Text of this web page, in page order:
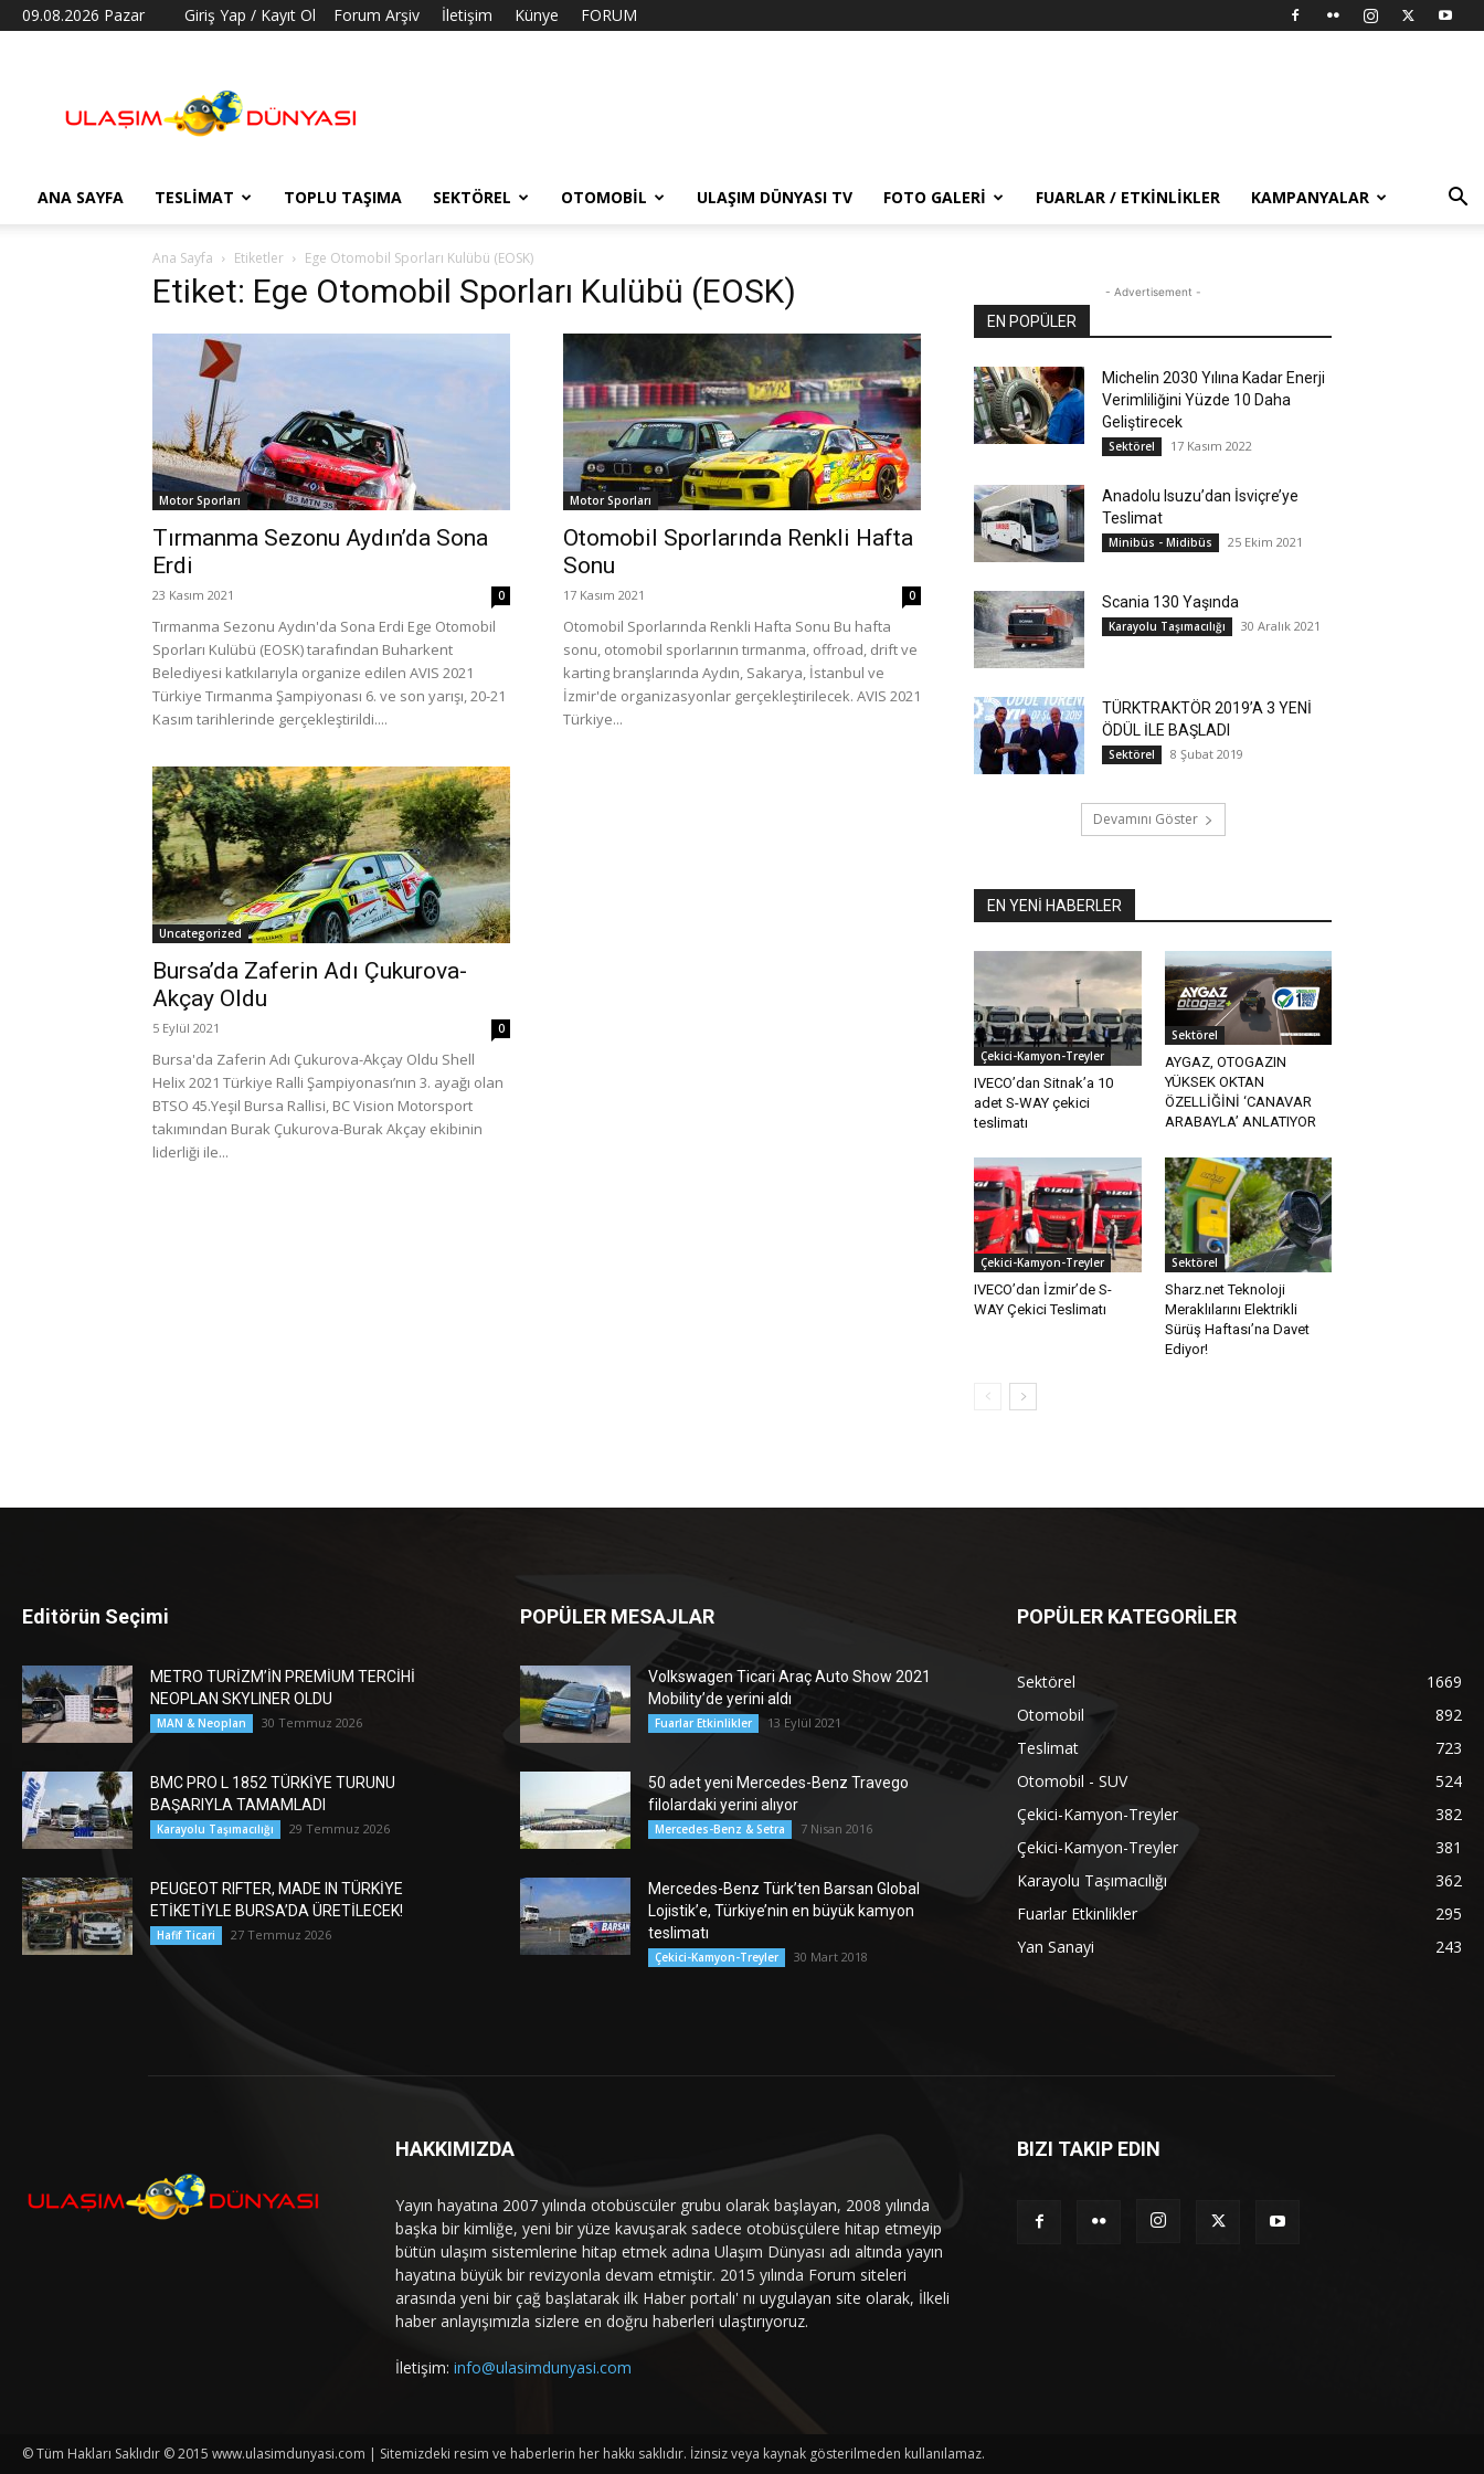
09.08.2026 Pazar Giriş Yap / Kayıt Ol Forum Arşiv İletişim Künye FORUM
Dünyası
ANA SAYFA TESLIMAT TOPLU TAŞIMA SEKTÖREL OTOMOBIL ULAŞIM DÜNYASI TV FOTO GALERI FUARLAR / ETKINLIKLER KAMPANYALAR
Ana Sayfa Etiketler Ege Otomobil Sporları Kulübü (EOSK)
Etiket: Ege Otomobil Sporları Kulübü (EOSK)
Motor Sporları
Tırmanma Sezonu Aydın’da Sona
Erdi
23 Kasım 2021 0
Tırmanma Sezonu Aydın'da Sona Erdi Ege Otomobil
Sporları Kulübü (EOSK) tarafından Buharkent
Belediyesi katkılarıyla organize edilen AVIS 2021
Türkiye Tırmanma Şampiyonası 6. ve son yarışı, 20-21
Kasım tarihlerinde gerçekleştirildi....
Motor Sporları
Otomobil Sporlarında Renkli Hafta
Sonu
17 Kasım 2021 0
Otomobil Sporlarında Renkli Hafta Sonu Bu hafta
sonu, otomobil sporlarının tırmanma, offroad, drift ve
karting branşlarında Aydın, Sakarya, İstanbul ve
İzmir'de organizasyonlar gerçekleştirilecek. AVIS 2021
Türkiye...
Uncategorized
Bursa’da Zaferin Adı Çukurova-
Akçay Oldu
5 Eylül 2021 0
Bursa'da Zaferin Adı Çukurova-Akçay Oldu Shell
Helix 2021 Türkiye Ralli Şampiyonası’nın 3. ayağı olan
BTSO 45.Yeşil Bursa Rallisi, BC Vision Motorsport
takımından Burak Çukurova-Burak Akçay ekibinin
liderliği ile...
- Advertisement -
EN POPÜLER
Michelin 2030 Yılına Kadar Enerji
Verimliliğini Yüzde 10 Daha
Geliştirecek
Sektörel 17 Kasım 2022
Anadolu Isuzu’dan İsviçre’ye
Teslimat
Minibüs - Midibüs 25 Ekim 2021
Scania 130 Yaşında
Karayolu Taşımacılığı 30 Aralık 2021
TÜRKTRAKTÖR 2019’A 3 YENİ
ÖDÜL İLE BAŞLADI
Sektörel 8 Şubat 2019
Devamını Göster
EN YENİ HABERLER
Çekici-Kamyon-Treyler
IVECO’dan Sitnak’a 10
adet S-WAY çekici
teslimatı
Sektörel
AYGAZ, OTOGAZIN
YÜKSEK OKTAN
ÖZELLİĞİNİ ‘CANAVAR
ARABAYLA’ ANLATIYOR
Çekici-Kamyon-Treyler
IVECO’dan İzmir’de S-
WAY Çekici Teslimatı
Sektörel
Sharz.net Teknoloji
Meraklılarını Elektrikli
Sürüş Haftası’na Davet
Ediyor!
Editörün Seçimi
METRO TURİZM’İN PREMİUM TERCİHİ
NEOPLAN SKYLINER OLDU
MAN & Neoplan 30 Temmuz 2026
BMC PRO L 1852 TÜRKİYE TURUNU
BAŞARIYLA TAMAMLADI
Karayolu Taşımacılığı 29 Temmuz 2026
PEUGEOT RIFTER, MADE IN TÜRKİYE
ETİKETİYLE BURSA’DA ÜRETİLECEK!
Hafif Ticari 27 Temmuz 2026
POPÜLER MESAJLAR
Volkswagen Ticari Araç Auto Show 2021
Mobility’de yerini aldı
Fuarlar Etkinlikler 13 Eylül 2021
50 adet yeni Mercedes-Benz Travego
filolardaki yerini alıyor
Mercedes-Benz & Setra 7 Nisan 2016
Mercedes-Benz Türk’ten Barsan Global
Lojistik’e, Türkiye’nin en büyük kamyon
teslimatı
Çekici-Kamyon-Treyler 30 Mart 2018
POPÜLER KATEGORİLER
Sektörel
1669
Otomobil
892
Teslimat
723
Otomobil - SUV
524
Çekici-Kamyon-Treyler
382
Çekici-Kamyon-Treyler
381
Karayolu Taşımacılığı
362
Fuarlar Etkinlikler
295
Yan Sanayi
243
HAKKIMIZDA
Yayın hayatına 2007 yılında otobüscüler grubu olarak başlayan, 2008 yılında
başka bir kimliğe, yeni bir yüze kavuşarak sadece otobüsçülere hitap etmeyip
bütün ulaşım sistemlerine hitap etmek adına Ulaşım Dünyası adı altında yayın
hayatına büyük bir revizyonla devam etmiştir. 2015 yılında Forum siteleri
arasında yeni bir çağ başlatarak ilk Haber portalı' nı uygulayan site olarak, İlkeli
haber anlayışımızla sizlere en doğru haberleri ulaştırıyoruz.
İletişim: info@ulasimdunyasi.com
BIZI TAKIP EDIN
© Tüm Hakları Saklıdır © 2015 www.ulasimdunyasi.com | Sitemizdeki resim ve haberlerin her hakkı saklıdır. İzinsiz veya kaynak gösterilmeden kullanılamaz.